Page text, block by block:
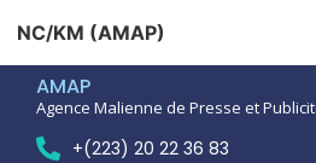
NC/KM (AMAP)
AMAP
Agence Malienne de Presse et
+(223) 20 22 36 83